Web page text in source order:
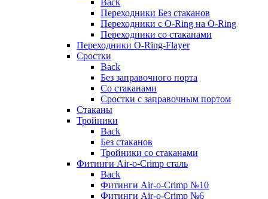
Переходники Без стаканов
Переходники с O-Ring на O-Ring
Переходники со стаканами
Переходники O-Ring-Flayer
Сростки
Back
Без заправочного порта
Со стаканами
Сростки с заправочным портом
Стаканы
Тройники
Back
Без стаканов
Тройники со стаканами
Фитинги Air-o-Crimp сталь
Back
Фитинги Air-o-Crimp №10
Фитинги Air-o-Crimp №6